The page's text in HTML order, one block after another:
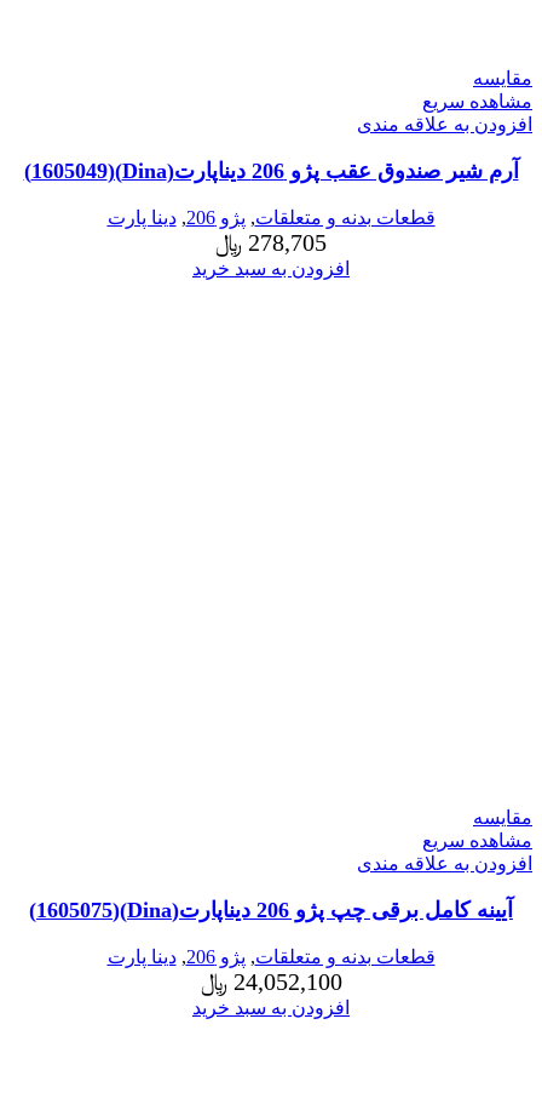
مقایسه
مشاهده سریع
افزودن به علاقه مندی
آرم شیر صندوق عقب پژو 206 دیناپارت(Dina)(1605049)
قطعات بدنه و متعلقات, پژو 206 ,دینا پارت
278,705 ﷼
افزودن به سبد خرید
مقایسه
مشاهده سریع
افزودن به علاقه مندی
آیینه کامل برقی چپ پژو 206 دیناپارت(Dina)(1605075)
قطعات بدنه و متعلقات, پژو 206 ,دینا پارت
24,052,100 ﷼
افزودن به سبد خرید